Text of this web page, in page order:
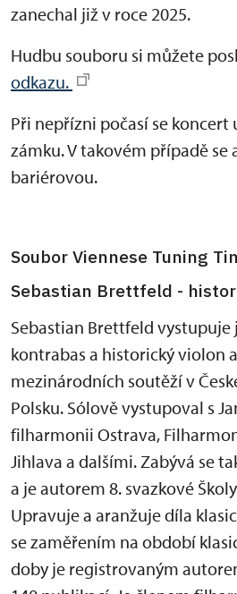
zanechal již v roce 2025.
Hudbu souboru si můžete
odkazu.
Při nepřízni počasí se
zámku. V takovém případě se
bariérovou.
Soubor Viennese Tuning
Sebastian Brettfeld -
Sebastian Brettfeld vystupuje
kontrabas a historický violon
mezinárodních soutěží v
Polsku. Sólově vystupoval s
filharmonii Ostrava,
Jihlava a dalšími. Zabývá se
a je autorem 8. svazkové
Upravuje a aranžuje díla
se zaměřením na období
doby je registrovaným